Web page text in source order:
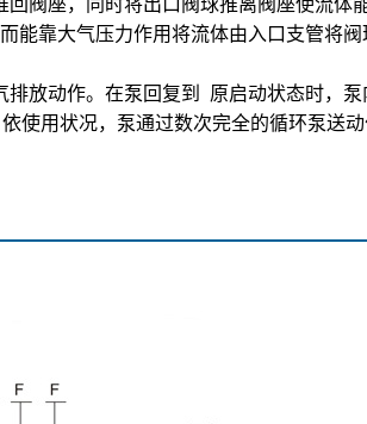
阀座，同时将出口阀球推离阀座使流体
排放动作。在泵回复到